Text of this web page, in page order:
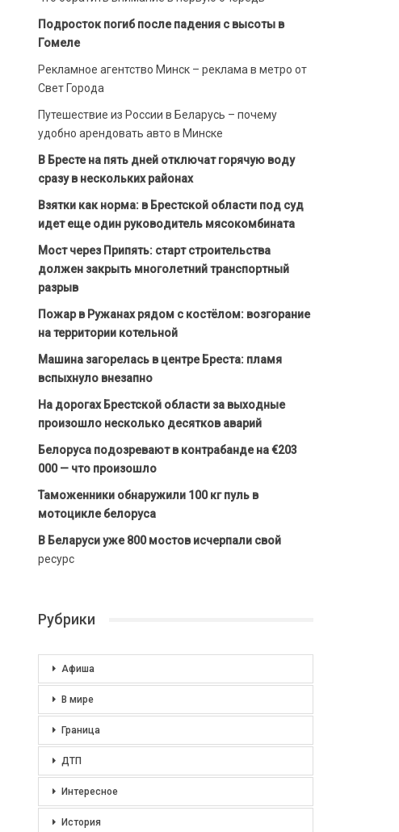
Подросток погиб после падения с высоты в
Гомеле
Рекламное агентство Минск – реклама в метро от
Свет Города
Путешествие из России в Беларусь – почему
удобно арендовать авто в Минске
В Бресте на пять дней отключат горячую воду
сразу в нескольких районах
Взятки как норма: в Брестской области под суд
идет еще один руководитель мясокомбината
Мост через Припять: старт строительства
должен закрыть многолетний транспортный
разрыв
Пожар в Ружанах рядом с костёлом: возгорание
на территории котельной
Машина загорелась в центре Бреста: пламя
вспыхнуло внезапно
На дорогах Брестской области за выходные
произошло несколько десятков аварий
Белоруса подозревают в контрабанде на €203
000 — что произошло
Таможенники обнаружили 100 кг пуль в
мотоцикле белоруса
В Беларуси уже 800 мостов исчерпали свой
ресурс
Рубрики
Афиша
В мире
Граница
ДТП
Интересное
История